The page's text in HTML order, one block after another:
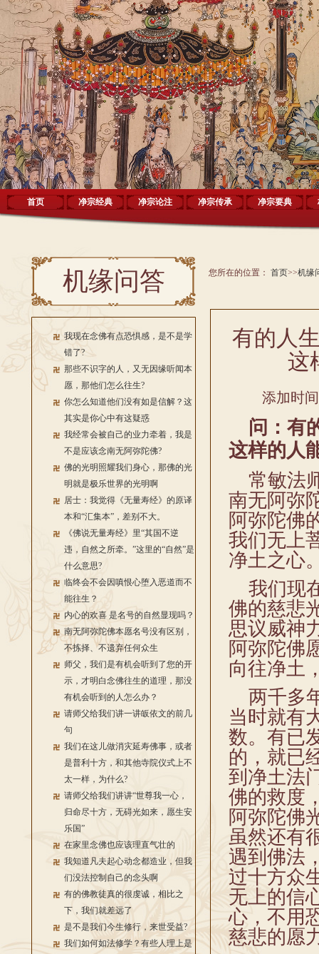
首页 净宗经典 净宗论注 净宗传承 净宗要典
机缘问答
我现在念佛有点恐惧感，是不是学
错了?
那些不识字的人，又无因缘听闻本
愿，那他们怎么往生?
你怎么知道他们没有如是信解？这
其实是你心中有这疑惑
我经常会被自己的业力牵着，我是
不是应该念南无阿弥陀佛?
佛的光明照耀我们身心，那佛的光
明就是极乐世界的光明啊
居士：我觉得《无量寿经》的原译
本和“汇集本”，差别不大。
《佛说无量寿经》里“其国不逆
违，自然之所牵。”这里的“自然”是
什么意思?
临终会不会因嗔恨心堕入恶道而不
能往生？
内心的欢喜 是名号的自然显现吗？
南无阿弥陀佛本愿名号没有区别，
不拣择、不遗弃任何众生
师父，我们是有机会听到了您的开
示，才明白念佛往生的道理，那没
有机会听到的人怎么办？
请师父给我们讲一讲皈依文的前几
句
我们在这儿做消灾延寿佛事，或者
是普利十方，和其他寺院仪式上不
太一样，为什么?
请师父给我们讲讲“世尊我一心，
归命尽十方，无碍光如来，愿生安
乐国”
在家里念佛也应该理直气壮的
我知道凡夫起心动念都造业，但我
们没法控制自己的念头啊
有的佛教徒真的很虔诚，相比之
下，我们就差远了
是不是我们今生修行，来世受益?
我们如何如法修学？有些人理上是
您所在的位置： 首页>>机缘
有的人
这
添加时
问：有
这样的人
常敏法
南无阿弥
阿弥陀佛
我们无上
净土之心
我们现
佛的慈悲
思议威神
阿弥陀佛
向往净土
两千多
当时就有
数。有已
的，就已
到净土法
佛的救度
阿弥陀佛
虽然还有
遇到佛法
过十方众
无上的信
心，不用
慈悲的愿